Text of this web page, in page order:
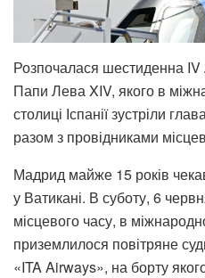
Розпочалася шестиденна
Папи Лева XIV, якого в
столиці Іспанії зустріли
разом з провідниками
Мадрид майже 15 років
у Ватикані. В суботу, 6
місцевого часу, в
приземлилося повітряне
«ITA Airways», на борту